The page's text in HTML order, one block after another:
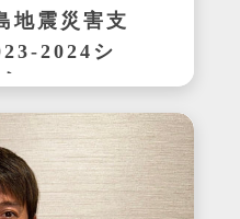
地震災害支
2024シ
りシュー